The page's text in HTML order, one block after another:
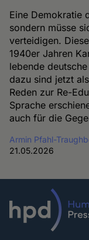
Eine Demokratie
sondern müsse
verteidigen.
1940er Jahren
lebende
dazu sind jetzt
Reden zur Re-
Sprache
auch für die
Armin Pfahl-
21.05.2026